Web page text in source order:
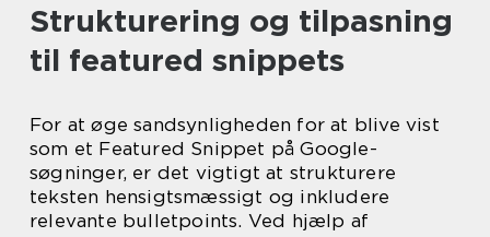
Strukturering og tilpasning
til featured snippets
For at øge sandsynligheden for at blive vist
som et Featured Snippet på Google-
søgninger, er det vigtigt at strukturere
teksten hensigtsmæssigt og inkludere
relevante bulletpoints. Ved hjælp af